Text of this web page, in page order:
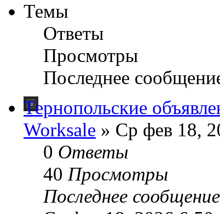
Темы
Ответы
Просмотры
Последнее
Тернопольские
Worksale » Ср фев 18,
0 Ответы
40 Просмотры
Последнее